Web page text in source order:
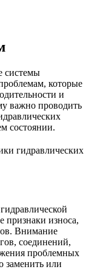
системы
которые
и
важно проводить
состоянии.
гидравлических
признаки износа,
Внимание
соединений,
проблемных
заменить или